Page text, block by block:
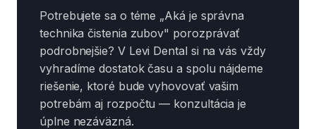
Potrebujete sa o téme „Aká je správna
technika čistenia zubov" porozprávať
podrobnejšie? V Levi Dental si na vás vždy
vyhradíme dostatok času a spolu nájdeme
riešenie, ktoré bude vyhovovať vašim
potrebám aj rozpočtu — konzultácia je
úplne nezáväzná.